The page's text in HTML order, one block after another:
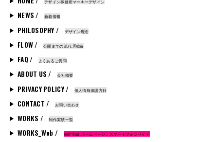
デザイン事務所マーキーデザイン
NEWS / 新着情報
PHILOSOPHY / デザイン理念
FLOW / 公開までの流れ_Web編
FAQ / よくあるご質問
ABOUT US / 会社概要
PRIVACY POLICY / 個人情報保護方針
CONTACT / お問い合わせ
WORKS / 制作実績一覧
WORKS_Web / 制作実績_ホームページ、スマートフォンサイト